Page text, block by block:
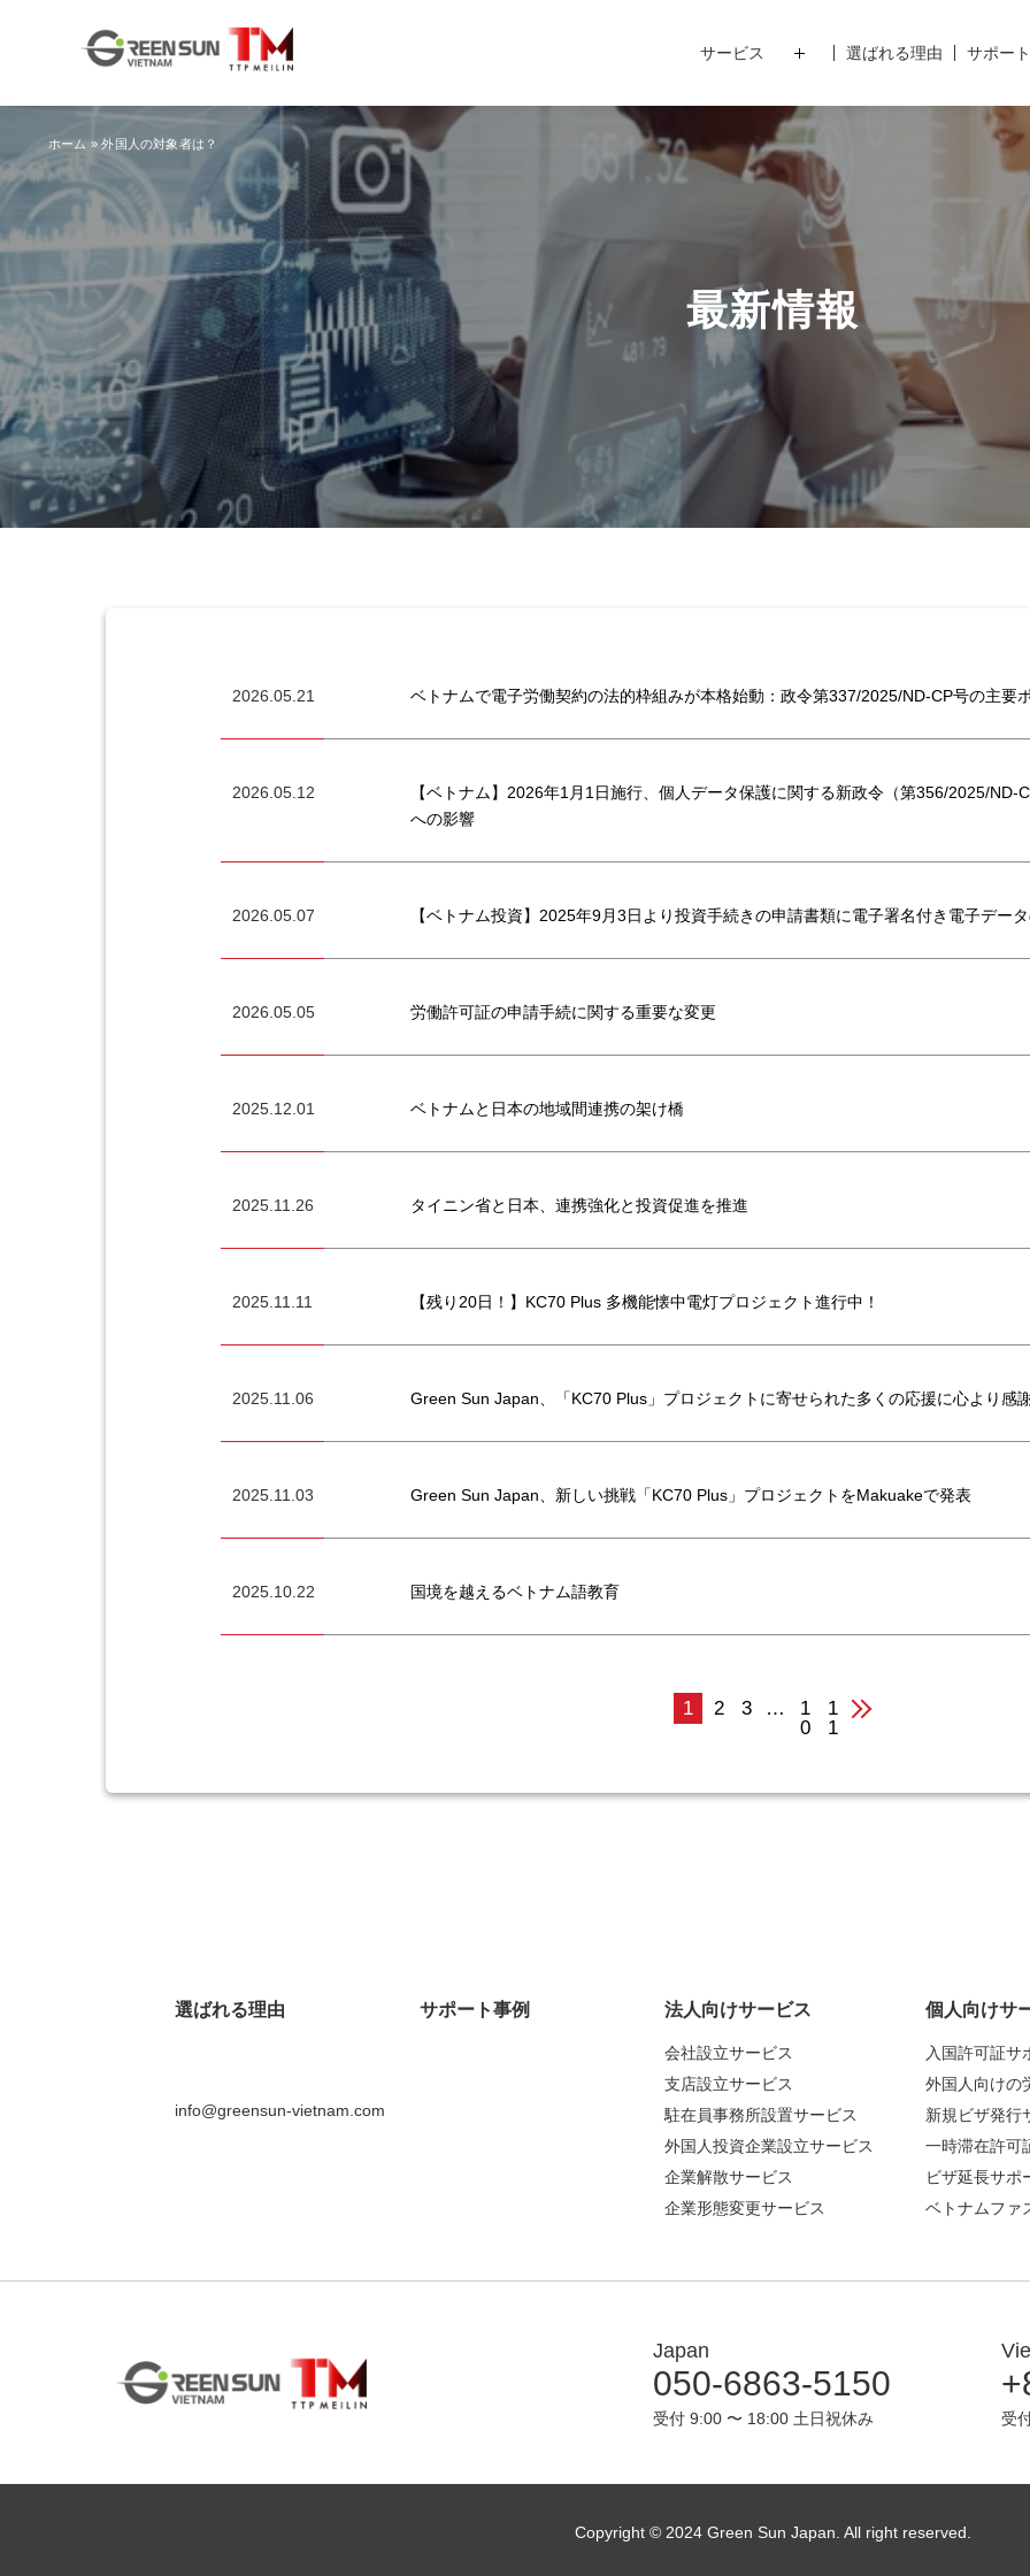
サービス 選ばれる理由 サポー
最新情報
ホーム » 外国人の対象者は？
2026.05.21 ベトナムで電子労働契約の法的枠組みが本格始動：政令第337/2025/ND-CP号の主要
2026.05.12
【ベトナム】2026年1月1日施行、個人データ保護に関する新政令（第356/2025/ND-
への影響
2026.05.07 【ベトナム投資】2025年9月3日より投資手続きの申請書類に電子署名付き電子デー
2026.05.05 労働許可証の申請手続に関する重要な変更
2025.12.01 ベトナムと日本の地域間連携の架け橋
2025.11.26 タイニン省と日本、連携強化と投資促進を推進
2025.11.11 【残り20日！】KC70 Plus 多機能懐中電灯プロジェクト進行中！
2025.11.06 Green Sun Japan、「KC70 Plus」プロジェクトに寄せられた多くの応援に心より感
2025.11.03 Green Sun Japan、新しい挑戦「KC70 Plus」プロジェクトをMakuakeで発表
2025.10.22 国境を越えるベトナム語教育
1 2 3 …
1
0
1
1
選ばれる理由 サポート事例
info@greensun-vietnam.com
法人向けサービス
会社設立サービス
支店設立サービス
駐在員事務所設置サービス
外国人投資企業設立サービス
企業解散サービス
企業形態変更サービス
個人向けサ
入国許可証サ
外国人向けの
新規ビザ発行
一時滞在許可
ビザ延長サポ
ベトナムファ
Japan
050-6863-5150
受付 9:00 〜 18:00 土日祝休み 受
Copyright © 2024 Green Sun Japan. All right reserved.